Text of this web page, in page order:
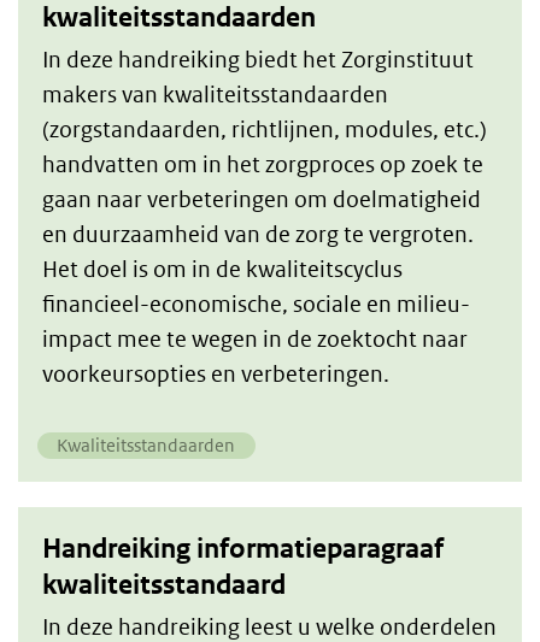
kwaliteitsstandaarden
In deze handreiking biedt het Zorginstituut
makers van kwaliteitsstandaarden
(zorgstandaarden, richtlijnen, modules, etc.)
handvatten om in het zorgproces op zoek te
gaan naar verbeteringen om doelmatigheid
en duurzaamheid van de zorg te vergroten.
Het doel is om in de kwaliteitscyclus
financieel-economische, sociale en milieu-
impact mee te wegen in de zoektocht naar
voorkeursopties en verbeteringen.
Kwaliteitsstandaarden
Handreiking informatieparagraaf
kwaliteitsstandaard
In deze handreiking leest u welke onderdelen